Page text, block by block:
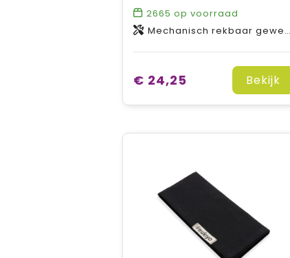
2665 op voorraad
Mechanisch rekbaar geweven van 100% Polyester, 250 g/m2, Bonding, Micro fleece van 100% Polyester
€ 24,25 Bekijk